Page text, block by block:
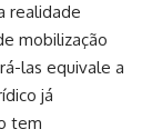
realidade
mobilização
las equivale a
já
tem